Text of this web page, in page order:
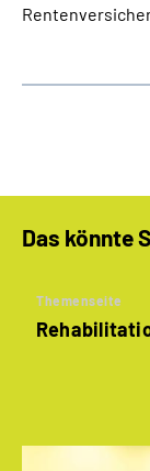
Das könnte
Themenseite